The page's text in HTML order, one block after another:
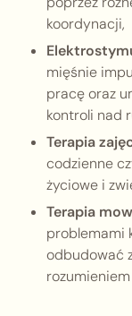
koordynacji,
mięśnie
pracę oraz
kontroli nad
Terapia
codzienne
życiowe i
Terapia
problemami
odbudować